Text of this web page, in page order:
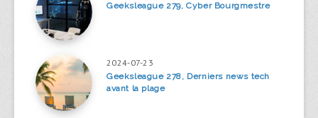
Geeksleague 279, Cyber Bourgmestre
2024-07-23
Geeksleague 278, Derniers news tech
avant la plage